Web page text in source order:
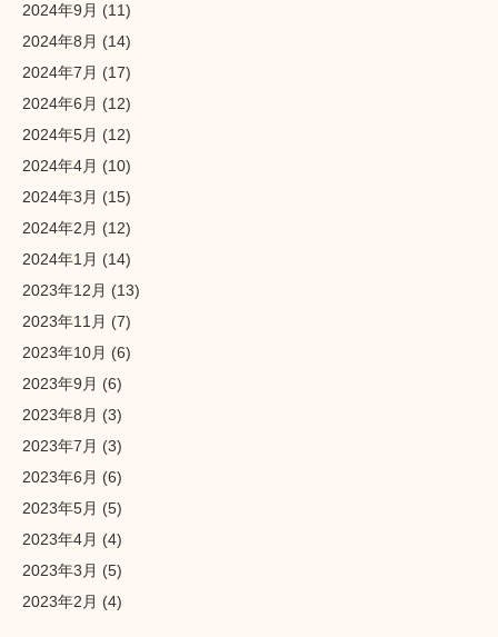
2024年9月 (11)
2024年8月 (14)
2024年7月 (17)
2024年6月 (12)
2024年5月 (12)
2024年4月 (10)
2024年3月 (15)
2024年2月 (12)
2024年1月 (14)
2023年12月 (13)
2023年11月 (7)
2023年10月 (6)
2023年9月 (6)
2023年8月 (3)
2023年7月 (3)
2023年6月 (6)
2023年5月 (5)
2023年4月 (4)
2023年3月 (5)
2023年2月 (4)